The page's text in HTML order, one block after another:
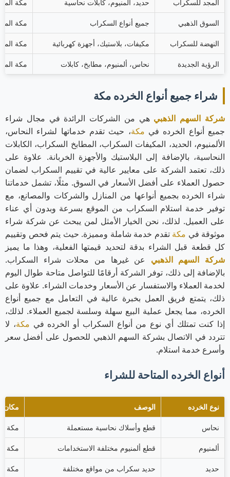
المجد للسكراب حديد، ألمنيوم، كابلات نحاسية مكة
السوق الذهبي جميع أنواع السكراب مكة
النهضة للسكراب مكيفات، بلاستيك، أجهزة كهربائية مكة
الرؤية الجديدة نحاس، ألمنيوم، مطابخ، كابلات مكة
شراء جميع أنواع الخرده مكة
شركة السهم الذهبي هي من الشركات الرائدة في مجال شراء
جميع أنواع الخرده في مكة، حيث تقدم خدماتها لشراء النحاس،
الألمنيوم، الحديد، المكيفات السكراب، المطابخ السكراب، الكابلات
النحاسية، بالإضافة إلى البلاستيك والأجهزة الخربانة. علاوة على
ذلك، تعتمد الشركة على معايير عالية في تقييم السكراب لضمان
حصول العملاء على أفضل الأسعار في السوق. مثلًا، تشمل خدماتنا
شراء الخرده بجميع أنواعها من المنازل والشركات والمصانع، مع
توفير خدمة استلام السكراب من الموقع بسرعة وبدون أي عناء
على العميل. لذلك، نحن الخيار الأمثل لمن يبحث عن شركة شراء
موثوقة في مكة تقدم خدمة شاملة ومميزة. حيث يتم فحص وتقييم
كل قطعة قبل الشراء بدقة لتحديد قيمتها الفعلية، وهذا ما يميز
شركة السهم الذهبي عن غيرها من محلات شراء السكراب.
بالإضافة إلى ذلك، توفر الشركة أرقامًا للتواصل متاحة طوال اليوم
لخدمة العملاء والاستفسار عن الأسعار وخدمات الشراء. علاوة على
ذلك، يتمتع فريق العمل بخبرة عالية في التعامل مع جميع أنواع
الخرده، مما يجعل عملية البيع سهلة وسلسة لجميع العملاء. لذلك،
إذا كنت تمتلك أي نوع من أنواع السكراب أو الخرده في مكة، لا
تتردد في الاتصال بشركة السهم الذهبي للحصول على أفضل سعر
وأسرع خدمة استلام.
أنواع الخرده المتاحة للشراء
نوع الخرده الوصف مكان
نحاس قطع وأسلاك نحاسية مستعملة مكة
ألمنيوم قطع ألمنيوم مختلفة الاستخدامات مكة
حديد حديد سكراب من مواقع مختلفة مكة